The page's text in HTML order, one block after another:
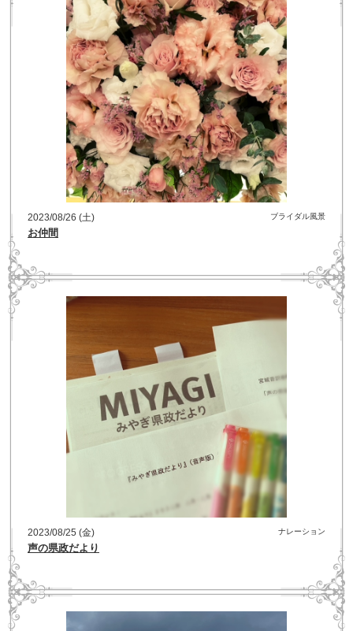
2023/08/26 (土) ブライダル風景
お仲間
2023/08/25 (金) ナレーション
声の県政だより